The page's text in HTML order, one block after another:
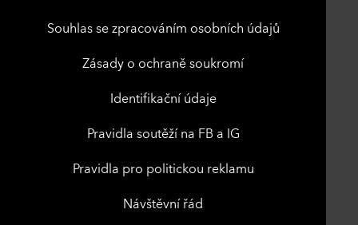
Souhlas se zpracováním osobních údajů
Zásady o ochraně soukromí
Identifikační údaje
Pravidla soutěží na FB a IG
Pravidla pro politickou reklamu
Návštěvní řád